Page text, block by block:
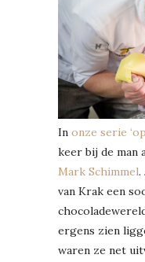
In onze serie
keer bij de man
Mark Schimmel.
van Krak een
ergens zien
waren ze net